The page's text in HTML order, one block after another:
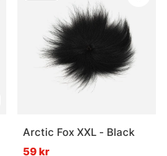
Arctic Fox XXL - Black
59 kr